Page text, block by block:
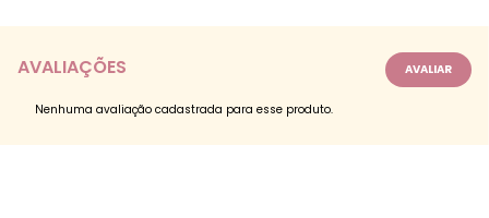
AVALIAÇÕES
Nenhuma avaliação cadastrada para esse produto.